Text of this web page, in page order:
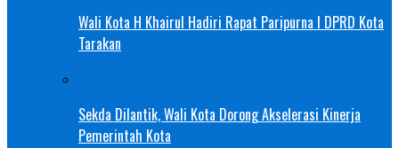
Wali Kota H Khairul Hadiri Rapat Paripurna I DPRD Kota
Tarakan
Sekda Dilantik, Wali Kota Dorong Akselerasi Kinerja
Pemerintah Kota